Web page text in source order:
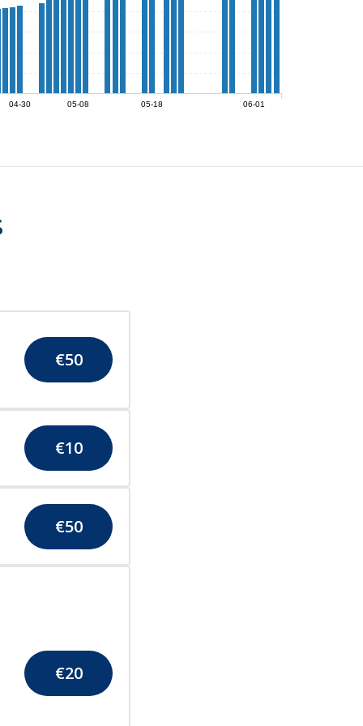
04-30 05-08 05-18 06-01
€50
€10
€50
€20